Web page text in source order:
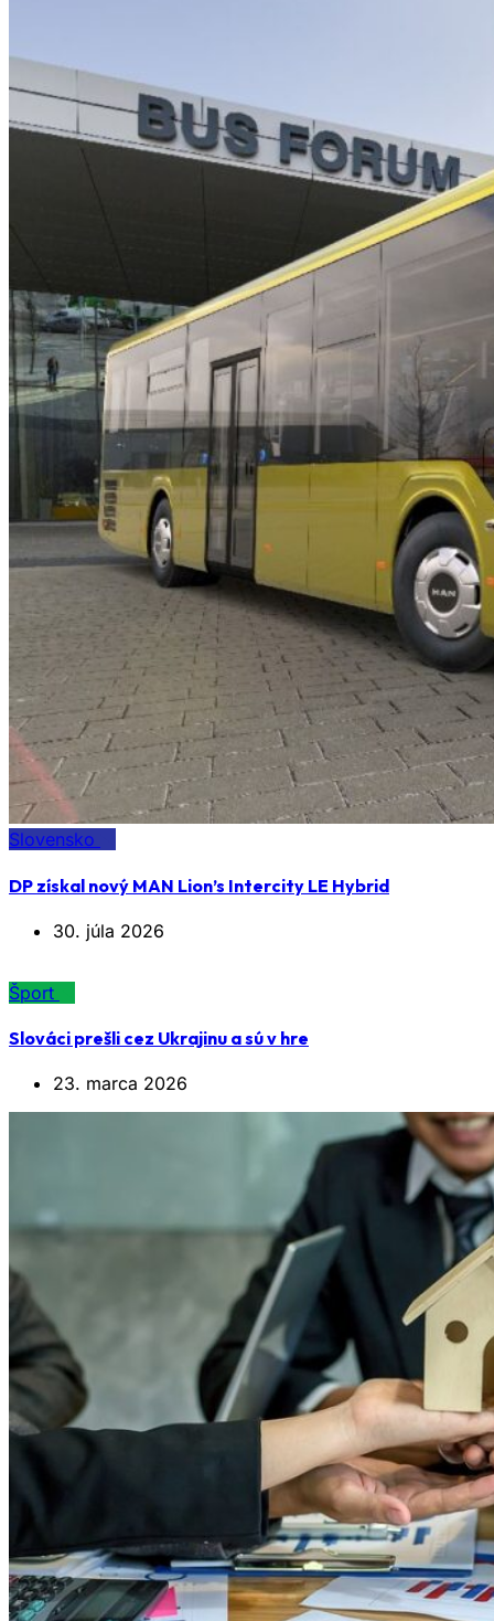
Slovensko
DP získal nový MAN Lion’s Intercity LE Hybrid
30. júla 2026
Šport
Slováci prešli cez Ukrajinu a sú v hre
23. marca 2026